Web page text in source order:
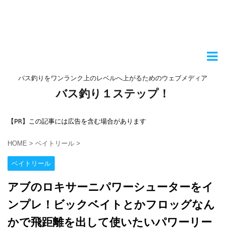
バス釣りをワンランク上のレベルへ上がるためのウェブメディア
バス釣り１ステップ！
【PR】この記事には広告を含む場合があります
HOME > ベイトリール >
ベイトリール
アブのロキサーニパワーシューターをイ
ンプレ！ビックベイトとかフロッグなん
かで飛距離を出して使いたいパワーリー